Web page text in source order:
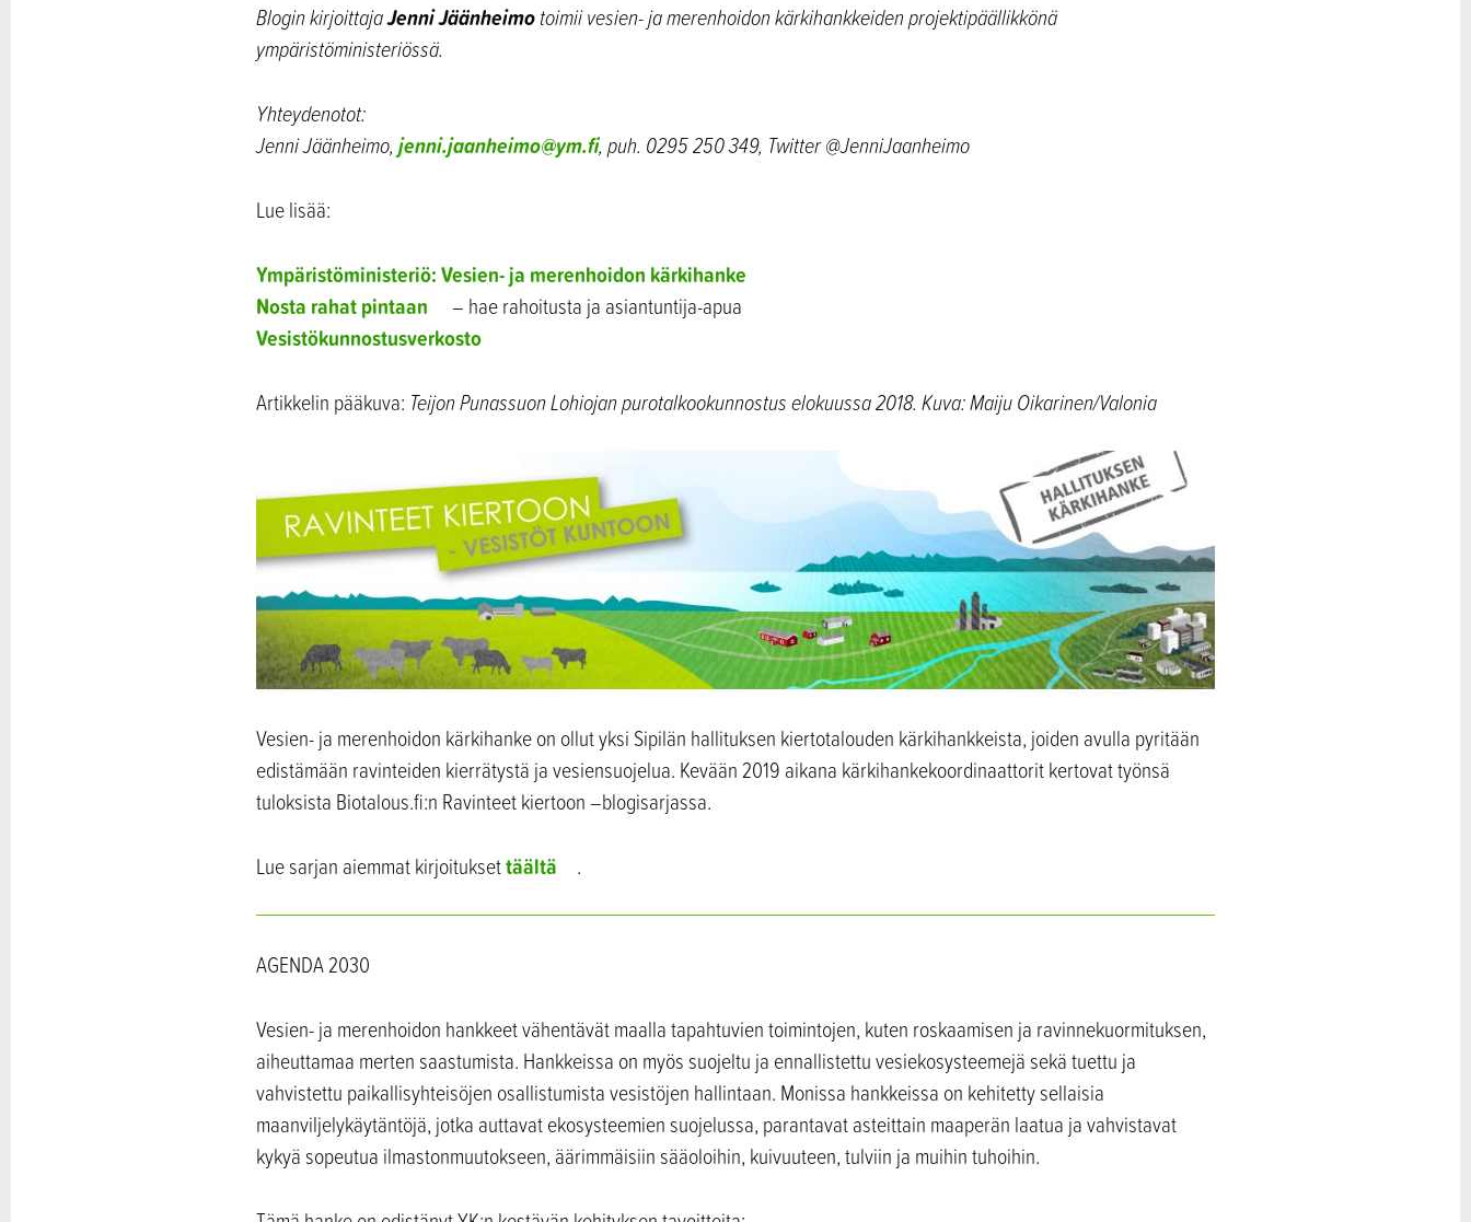
Blogin kirjoittajaJenni Jäänheimotoimii vesien- ja merenhoidon kärkihankkeiden projektipäällikkönä
ympäristöministeriössä.
Yhteydenotot:
Jenni Jäänheimo, jenni.jaanheimo@ym.fi, puh. 0295 250 349, Twitter @JenniJaanheimo
Lue lisää:
Ympäristöministeriö: Vesien- ja merenhoidon kärkihanke
Nosta rahat pintaan
– hae rahoitusta ja asiantuntija-apua
Vesistökunnostusverkosto
Artikkelin pääkuva: Teijon Punassuon Lohiojan purotalkookunnostus elokuussa 2018. Kuva: Maiju Oikarinen/Valonia
Vesien- ja merenhoidon kärkihanke on ollut yksi Sipilän hallituksen kiertotalouden kärkihankkeista, joiden avulla pyritään
edistämään ravinteiden kierrätystä ja vesiensuojelua. Kevään 2019 aikana kärkihankekoordinaattorit kertovat työnsä
tuloksista Biotalous.fi:n Ravinteet kiertoon –blogisarjassa.
Lue sarjan aiemmat kirjoituksettäältä .
AGENDA 2030
Vesien- ja merenhoidon hankkeet vähentävät maalla tapahtuvien toimintojen, kuten roskaamisen ja ravinnekuormituksen,
aiheuttamaa merten saastumista. Hankkeissa on myös suojeltu ja ennallistettu vesiekosysteemejä sekä tuettu ja
vahvistettu paikallisyhteisöjen osallistumista vesistöjen hallintaan. Monissa hankkeissa on kehitetty sellaisia
maanviljelykäytäntöjä, jotka auttavat ekosysteemien suojelussa, parantavat asteittain maaperän laatua ja vahvistavat
kykyä sopeutua ilmastonmuutokseen, äärimmäisiin sääoloihin, kuivuuteen, tulviin ja muihin tuhoihin.